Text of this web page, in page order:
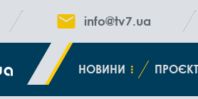
info@tv7.ua
НОВИНИ